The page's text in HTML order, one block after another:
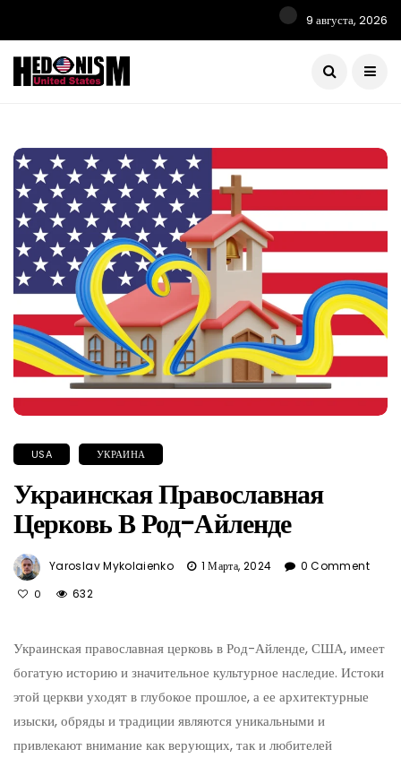
9 августа, 2026
USA УКРАИНА
Украинская Православная
Церковь В Род-Айленде
Yaroslav Mykolaienko 1 Марта, 2024 0 Comment
0 632
Украинская православная церковь в Род-Айленде, США, имеет
богатую историю и значительное культурное наследие. Истоки
этой церкви уходят в глубокое прошлое, а ее архитектурные
изыски, обряды и традиции являются уникальными и
привлекают внимание как верующих, так и любителей